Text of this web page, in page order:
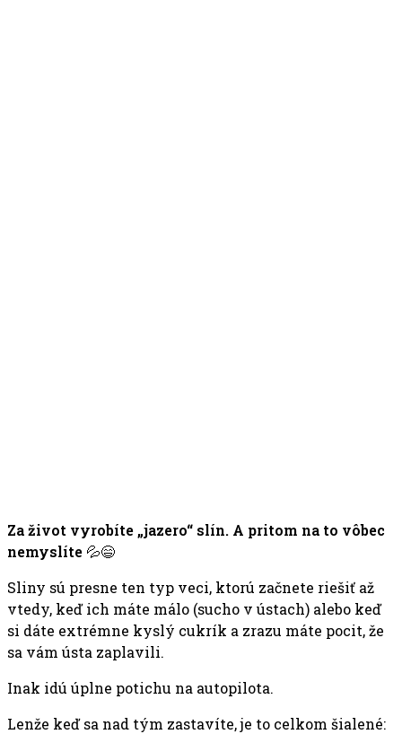
Za život vyrobíte „jazero“ slín. A pritom na to vôbec
nemyslíte 💦😄
Sliny sú presne ten typ veci, ktorú začnete riešiť až
vtedy, keď ich máte málo (sucho v ústach) alebo keď
si dáte extrémne kyslý cukrík a zrazu máte pocit, že
sa vám ústa zaplavili.
Inak idú úplne potichu na autopilota.
Lenže keď sa nad tým zastavíte, je to celkom šialené: